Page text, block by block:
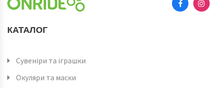
КАТАЛОГ
Сувеніри та іграшки
Окуляри та маски